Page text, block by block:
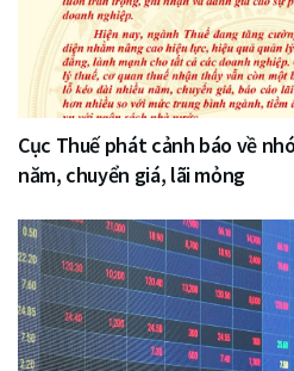
Cục Thuế phát cảnh báo về
năm, chuyển giá, lãi mỏng